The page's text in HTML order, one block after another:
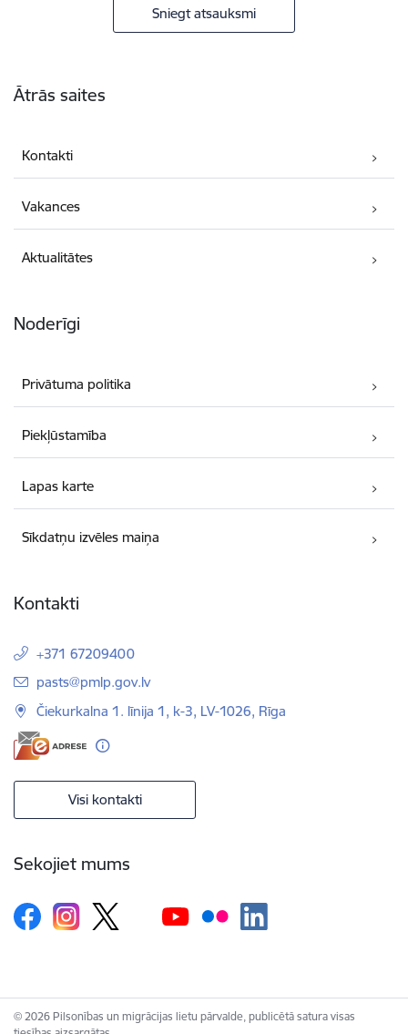
Sniegt atsauksmi
Ātrās saites
Kontakti
Vakances
Aktualitātes
Noderīgi
Privātuma politika
Piekļūstamība
Lapas karte
Sīkdatņu izvēles maiņa
Kontakti
+371 67209400
E-pasts:
pasts@pmlp.gov.lv
Čiekurkalna 1. līnija 1, k-3, LV-1026, Rīga
Visi kontakti
Sekojiet mums
© 2026 Pilsonības un migrācijas lietu pārvalde, publicētā satura visas